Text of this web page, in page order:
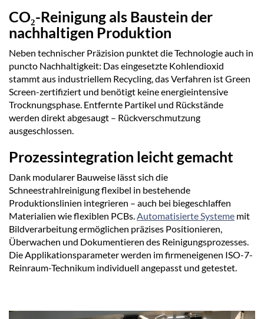
CO₂-Reinigung als Baustein der
nachhaltigen Produktion
Neben technischer Präzision punktet die Technologie auch in
puncto Nachhaltigkeit: Das eingesetzte Kohlendioxid
stammt aus industriellem Recycling, das Verfahren ist Green
Screen-zertifiziert und benötigt keine energieintensive
Trocknungsphase. Entfernte Partikel und Rückstände
werden direkt abgesaugt – Rückverschmutzung
ausgeschlossen.
Prozessintegration leicht gemacht
Dank modularer Bauweise lässt sich die
Schneestrahlreinigung flexibel in bestehende
Produktionslinien integrieren – auch bei biegeschlaffen
Materialien wie flexiblen PCBs.Automatisierte Systeme mit
Bildverarbeitung ermöglichen präzises Positionieren,
Überwachen und Dokumentieren des Reinigungsprozesses.
Die Applikationsparameter werden im firmeneigenen ISO-7-
Reinraum-Technikum individuell angepasst und getestet.